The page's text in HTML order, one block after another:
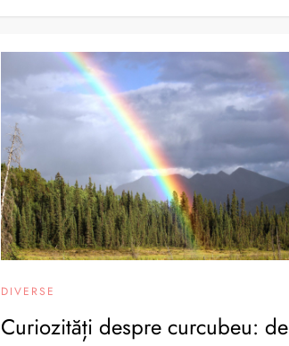
DIVERSE
Curiozități despre curcubeu: de